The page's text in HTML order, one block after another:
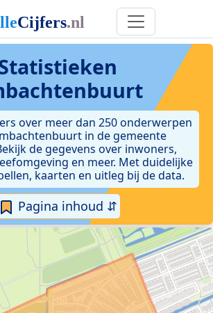
over meer dan 250 onderwerpen
in de gemeente
de gegevens over inwoners,
en meer. Met duidelijke
kaarten en uitleg bij de data.
Pagina inhoud ⇵